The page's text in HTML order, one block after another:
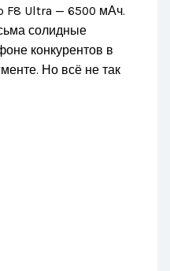
F8 Ultra — 6500 мАч.
солидные
конкурентов в
Но всё не так